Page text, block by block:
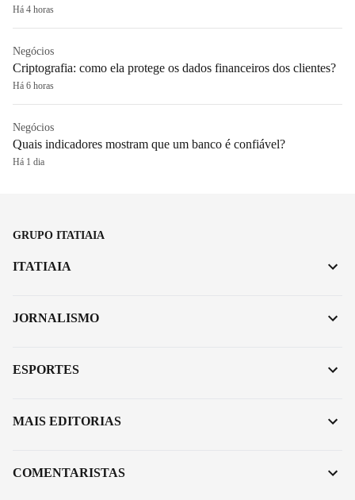
Há 4 horas
Negócios
Criptografia: como ela protege os dados financeiros dos clientes?
Há 6 horas
Negócios
Quais indicadores mostram que um banco é confiável?
Há 1 dia
GRUPO ITATIAIA
ITATIAIA
JORNALISMO
ESPORTES
MAIS EDITORIAS
COMENTARISTAS